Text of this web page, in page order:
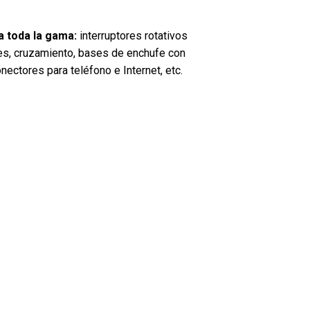
toda la gama:interruptores rotativos
cruzamiento, bases de enchufe con
para teléfono e Internet, etc.